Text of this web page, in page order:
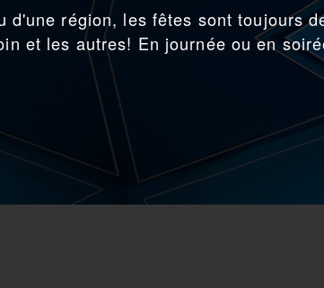
d'une région, les fêtes sont toujours
et les autres! En journée ou en